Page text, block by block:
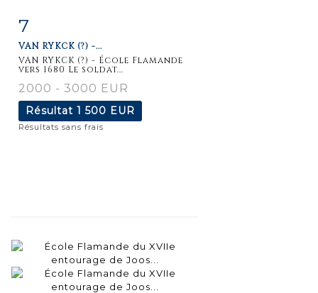
détaillée
7
VAN RYKCK (?) -...
VAN RYKCK (?) - École Flamande
vers 1680 Le soldat...
2000 - 3000 EUR
Résultat 1 500 EUR
Résultats sans frais